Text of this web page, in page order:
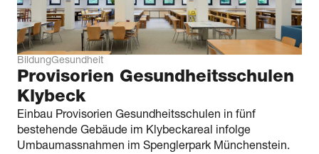
BildungGesundheit
Provisorien Gesundheits­­schulen
Klybeck
Einbau Provisorien Gesundheitsschulen in fünf
bestehende Gebäude im Klybeckareal infolge
Umbaumassnahmen im Spenglerpark Münchenstein.